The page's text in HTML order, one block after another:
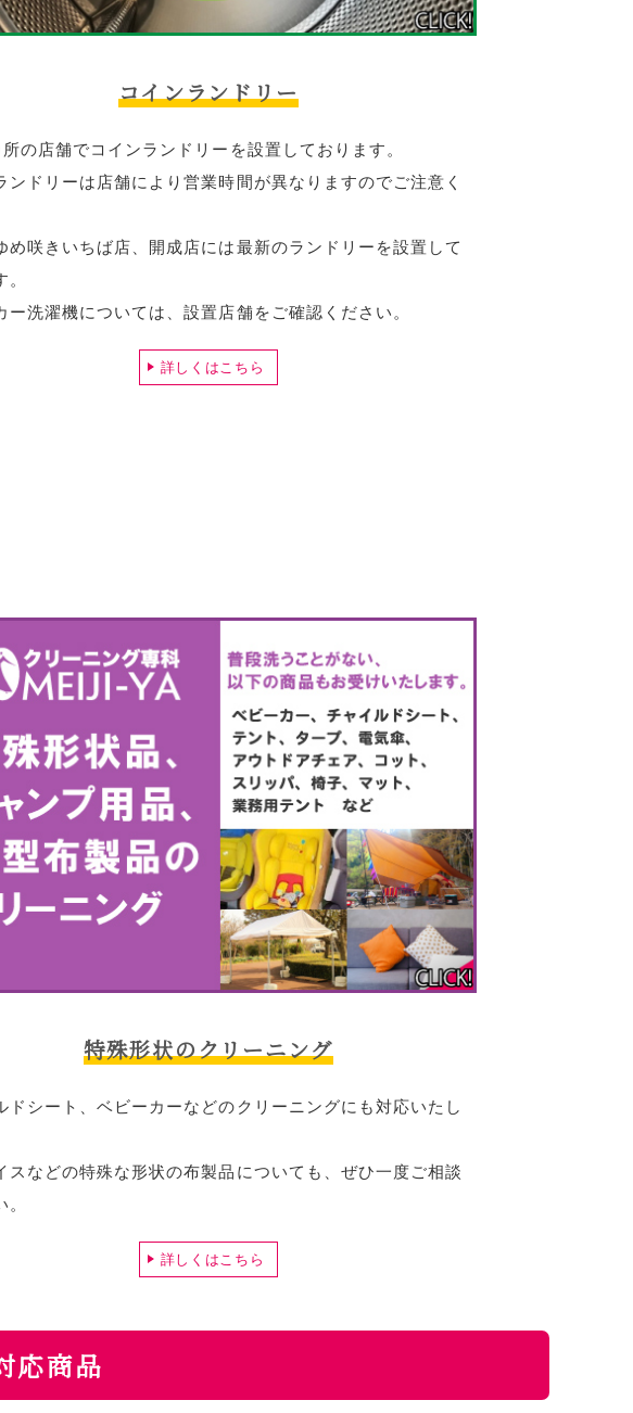
コインランドリー
の店舗でコインランドリーを設置しております。
ンドリーは店舗により営業時間が異なりますのでご注意く
め咲きいちば店、開成店には最新のランドリーを設置して
ー洗濯機については、設置店舗をご確認ください。
詳しくはこちら
特殊形状のクリーニング
ドシート、ベビーカーなどのクリーニングにも対応いたし
スなどの特殊な形状の布製品についても、ぜひ一度ご相談
詳しくはこちら
応商品